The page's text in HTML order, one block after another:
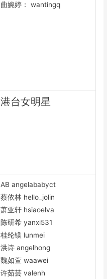
曲婉婷： wantingq
港台女明星
AB angelababyct
蔡依林 hello_jolin
萧亚轩 hsiaoelva
陈研希 yanxi531
桂纶镁 lunmei
洪诗 angelhong
魏如萱 waawei
许茹芸 valenh